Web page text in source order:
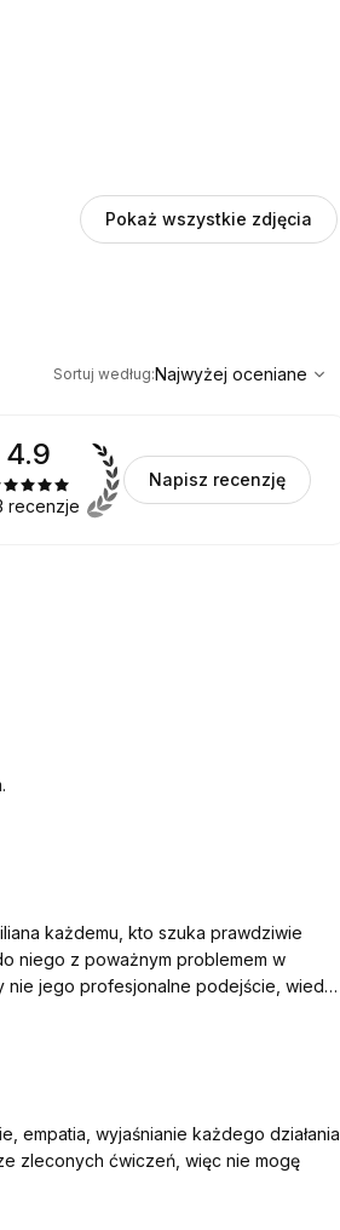
Pokaż wszystkie zdjęcia
Najwyżej oceniane
Sortuj według:Najwyżej oceniane
4.9
recenzje
Napisz recenzję
każdemu, kto szuka prawdziwie
niego z poważnym problemem w
jego profesjonalne podejście, wiedza
bardzo duże problemy zdrowotne, a
prowadzi pacjenta przez cały
obszarze ciała może wpływać na
po omacku, tylko świadomie
empatia, wyjaśnianie każdego działania
zleconych ćwiczeń, więc nie mogę